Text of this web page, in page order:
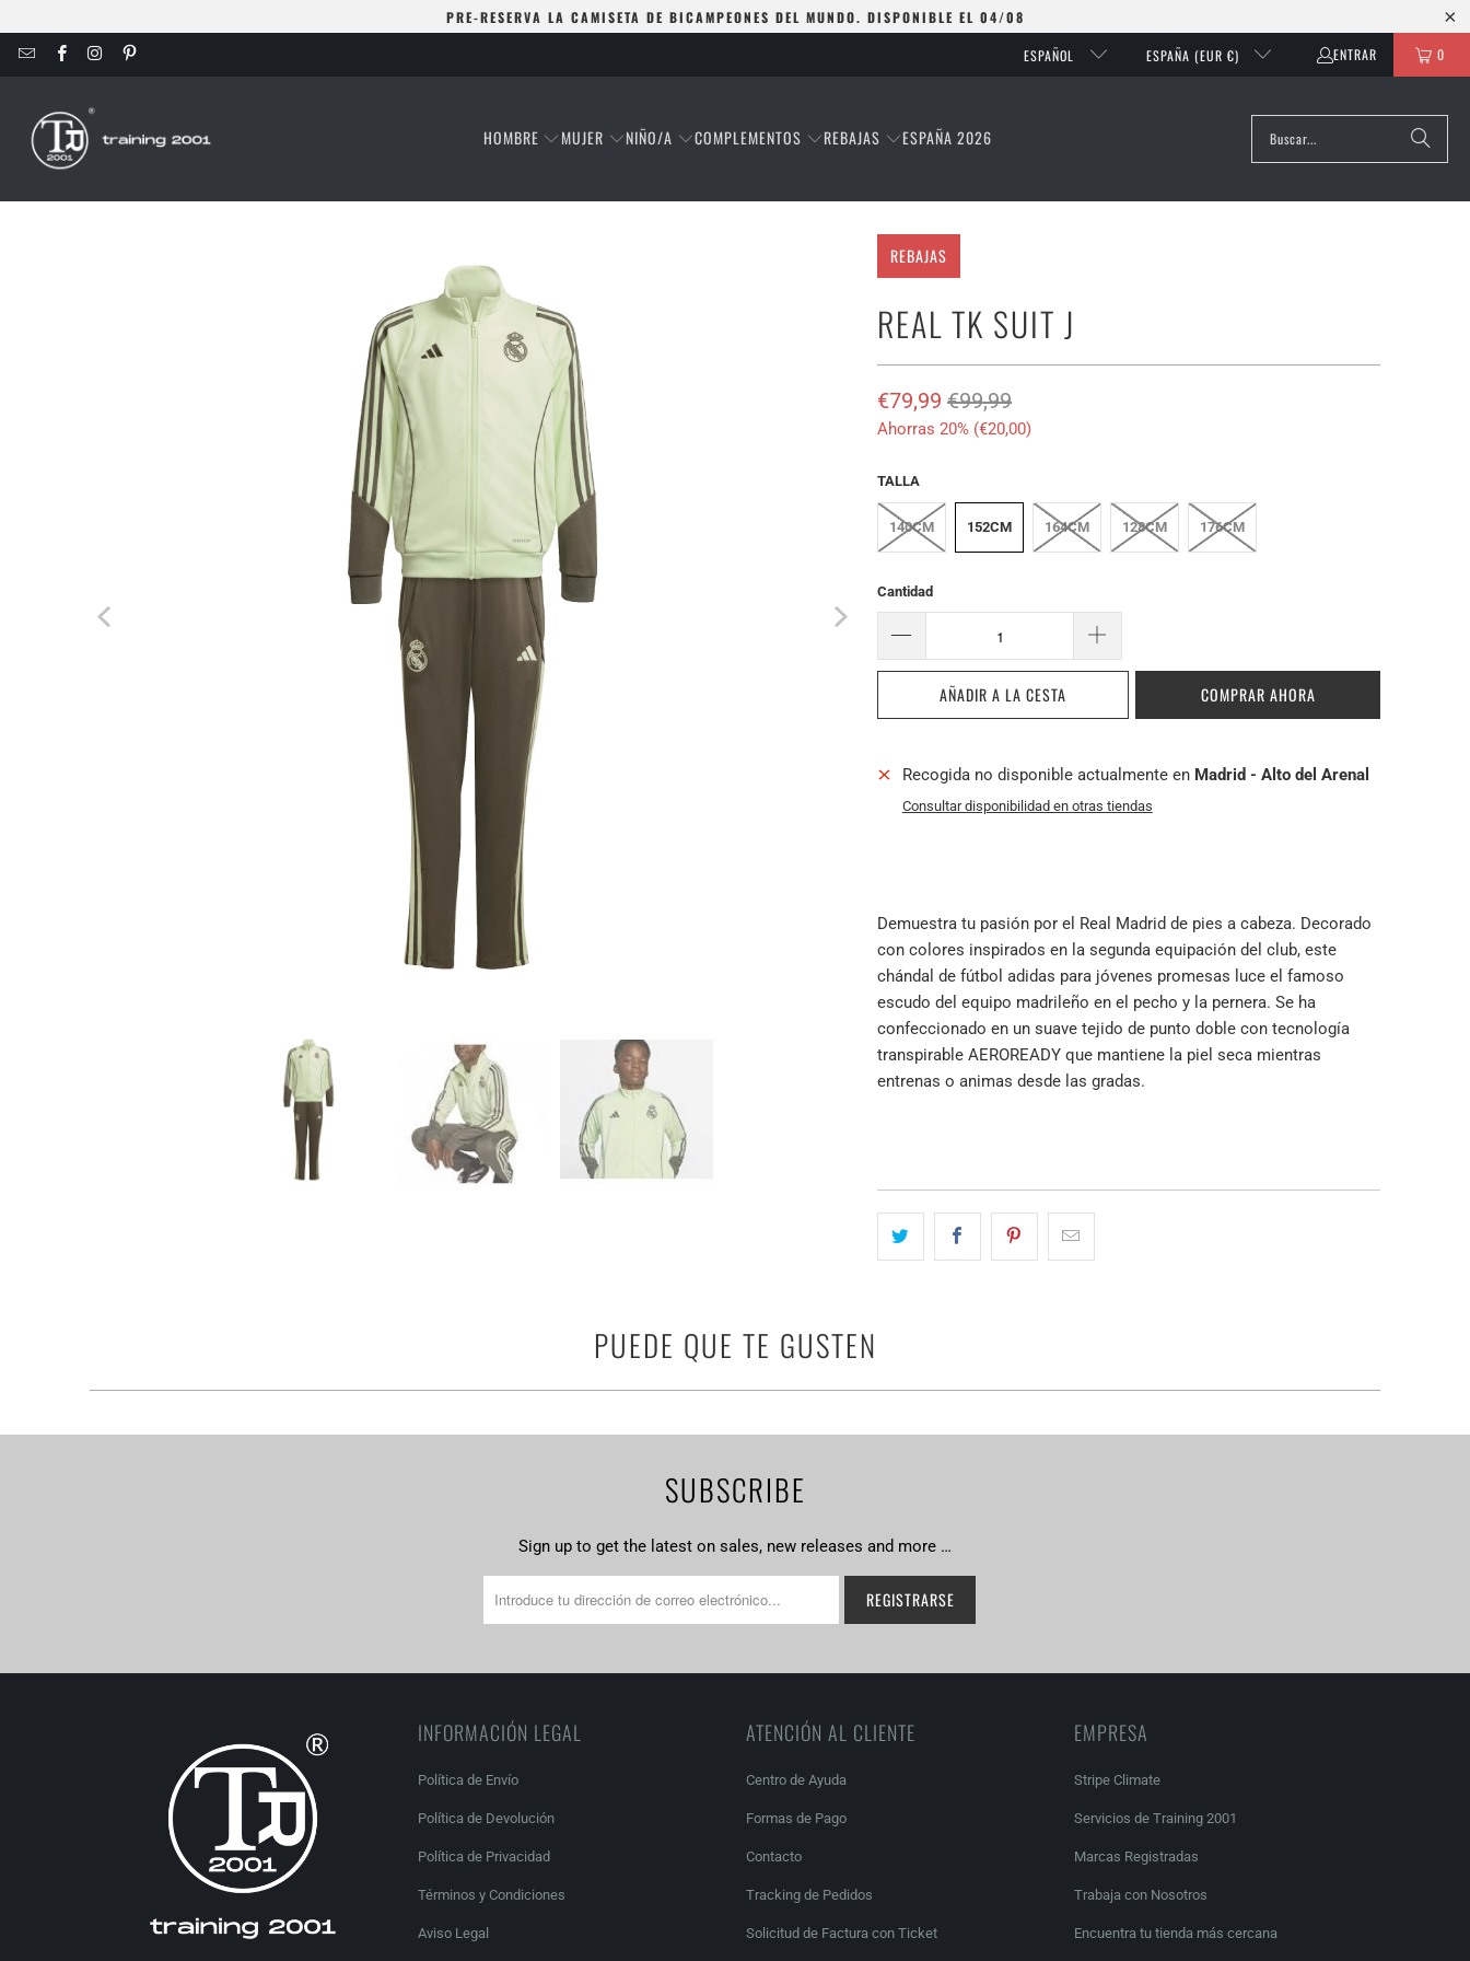
PRE-RESERVA LA CAMISETA DE BICAMPEONES DEL MUNDO. DISPONIBLE EL 04/08
ESPAÑOL ESPAÑA (EUR €) ENTRAR 0
HOMBRE MUJER NIÑO/A COMPLEMENTOS REBAJAS ESPAÑA 2026
REBAJAS
REAL TK SUIT J
€79,99 €99,99
Ahorras 20% (€20,00)
TALLA
140CM 152CM 164CM 128CM 176CM
Cantidad
AÑADIR A LA CESTA COMPRAR AHORA
Recogida no disponible actualmente en Madrid - Alto del Arenal
Consultar disponibilidad en otras tiendas
Demuestra tu pasión por el Real Madrid de pies a cabeza. Decorado
con colores inspirados en la segunda equipación del club, este
chándal de fútbol adidas para jóvenes promesas luce el famoso
escudo del equipo madrileño en el pecho y la pernera. Se ha
confeccionado en un suave tejido de punto doble con tecnología
transpirable AEROREADY que mantiene la piel seca mientras
entrenas o animas desde las gradas.
PUEDE QUE TE GUSTEN
SUBSCRIBE
Sign up to get the latest on sales, new releases and more …
INFORMACIÓN LEGAL
Política de Envío
Política de Devolución
Política de Privacidad
Términos y Condiciones
Aviso Legal
ATENCIÓN AL CLIENTE
Centro de Ayuda
Formas de Pago
Contacto
Tracking de Pedidos
Solicitud de Factura con Ticket
EMPRESA
Stripe Climate
Servicios de Training 2001
Marcas Registradas
Trabaja con Nosotros
Encuentra tu tienda más cercana